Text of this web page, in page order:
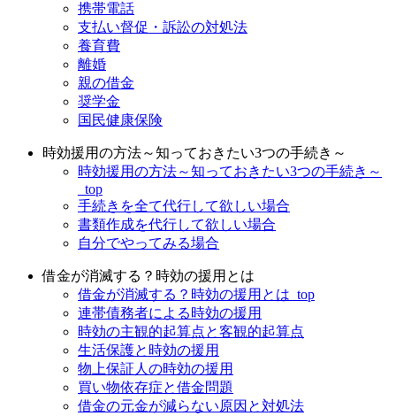
携帯電話
支払い督促・訴訟の対処法
養育費
離婚
親の借金
奨学金
国民健康保険
時効援用の方法～知っておきたい3つの手続き～
時効援用の方法～知っておきたい3つの手続き～
_top
手続きを全て代行して欲しい場合
書類作成を代行して欲しい場合
自分でやってみる場合
借金が消滅する？時効の援用とは
借金が消滅する？時効の援用とは_top
連帯債務者による時効の援用
時効の主観的起算点と客観的起算点
生活保護と時効の援用
物上保証人の時効の援用
買い物依存症と借金問題
借金の元金が減らない原因と対処法